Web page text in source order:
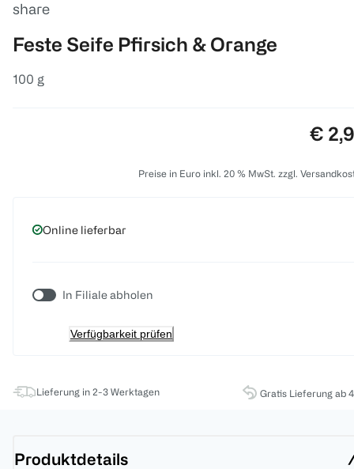
share
Feste Seife Pfirsich & Orange
100 g
€
Preise in Euro inkl. 20 % MwSt. zzgl.
Online lieferbar
In Filiale abholen
Verfügbarkeit prüfen
Lieferung in 2-3 Werktagen Gratis Lieferung ab
Produktdetails